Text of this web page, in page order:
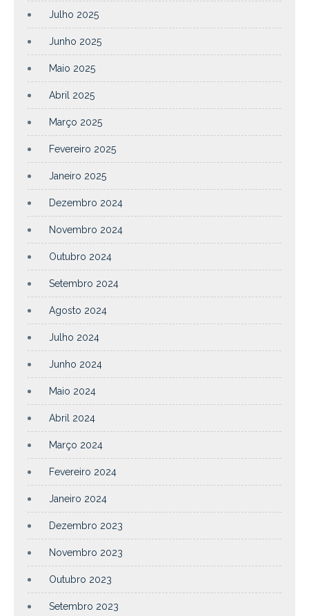
Julho 2025
Junho 2025
Maio 2025
Abril 2025
Março 2025
Fevereiro 2025
Janeiro 2025
Dezembro 2024
Novembro 2024
Outubro 2024
Setembro 2024
Agosto 2024
Julho 2024
Junho 2024
Maio 2024
Abril 2024
Março 2024
Fevereiro 2024
Janeiro 2024
Dezembro 2023
Novembro 2023
Outubro 2023
Setembro 2023